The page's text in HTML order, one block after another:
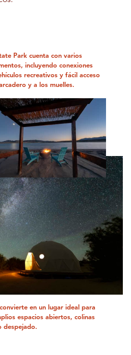
Park cuenta con varios
incluyendo conexiones
recreativos y fácil acceso
y a los muelles.
en un lugar ideal para
espacios abiertos, colinas
despejado.